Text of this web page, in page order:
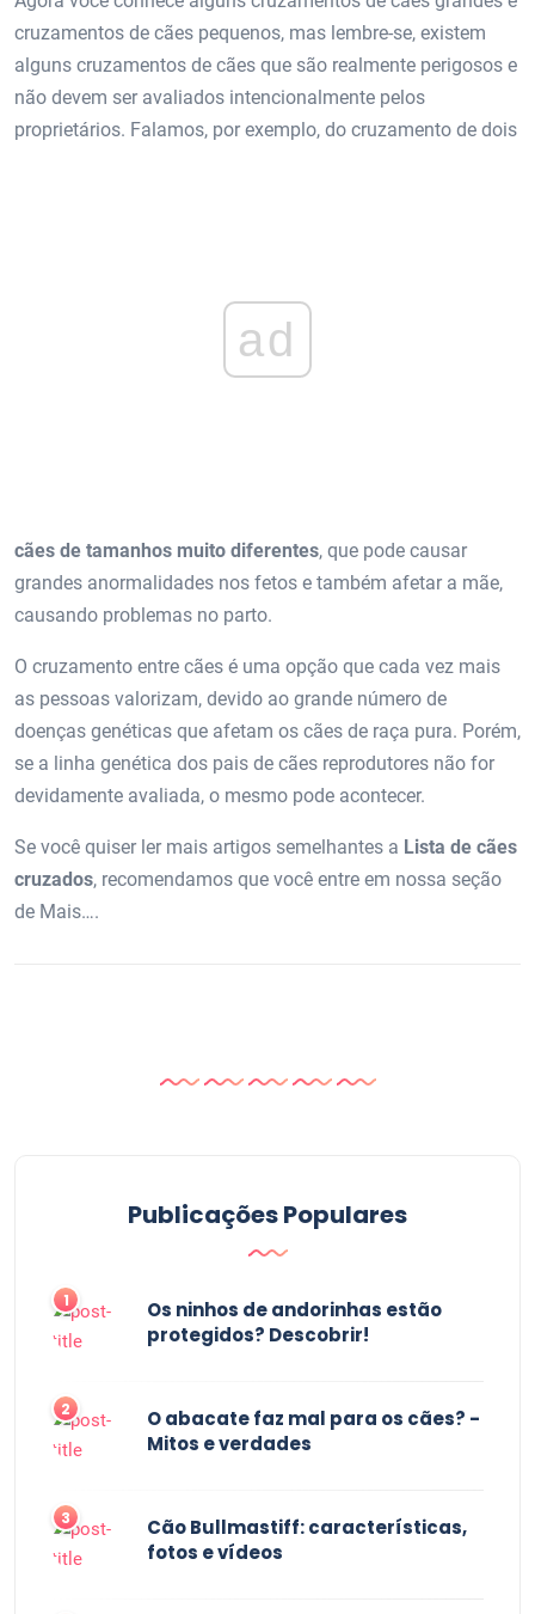
cruzamentos de cães pequenos, mas lembre-se, existem
alguns cruzamentos de cães que são realmente perigosos e
não devem ser avaliados intencionalmente pelos
proprietários. Falamos, por exemplo, do cruzamento de dois
ad
cães de tamanhos muito diferentes, que pode causar
grandes anormalidades nos fetos e também afetar a mãe,
causando problemas no parto.
O cruzamento entre cães é uma opção que cada vez mais
as pessoas valorizam, devido ao grande número de
doenças genéticas que afetam os cães de raça pura. Porém,
se a linha genética dos pais de cães reprodutores não for
devidamente avaliada, o mesmo pode acontecer.
Se você quiser ler mais artigos semelhantes a Lista de cães
cruzados, recomendamos que você entre em nossa seção
de Mais….
Publicações Populares
1
Os ninhos de andorinhas estão
protegidos? Descobrir!
2
O abacate faz mal para os cães? -
Mitos e verdades
3
Cão Bullmastiff: características,
fotos e vídeos